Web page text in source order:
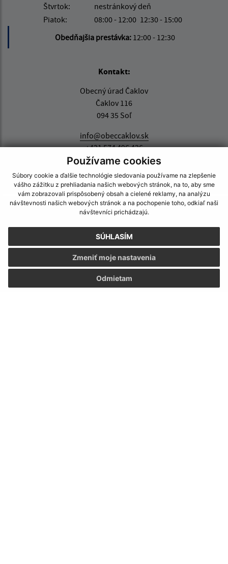
Používame cookies
Súbory cookie a ďalšie technológie sledovania používame na zlepšenie
vášho zážitku z prehliadania našich webových stránok, na to, aby sme
vám zobrazovali prispôsobený obsah a cielené reklamy, na analýzu
návštevnosti našich webových stránok a na pochopenie toho, odkiaľ naši
návštevníci prichádzajú.
SÚHLASÍM
Odmietam
Zmeniť moje nastavenia
Štvrtok:
nestránkový deň
Piatok:
08:00 - 12:00 12:30 - 15:00
Obedňajšia prestávka: 12:00 - 12:30
Kontakt:
Obecný úrad Čaklov
Čaklov 116
094 35 Soľ
info@obeccaklov.sk
+421 574 496 426
IČO: 00332291